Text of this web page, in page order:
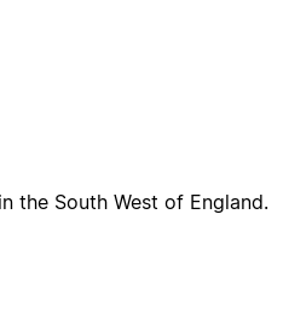
the South West of England.